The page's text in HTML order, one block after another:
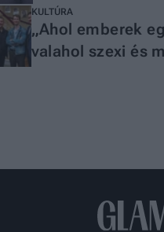
kondicionálva,
KULTÚRA
„Ahol emberek
valahol szexi és
elnökségi